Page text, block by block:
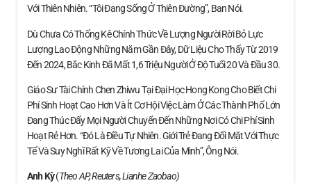
Với Thiên Nhiên. “Tôi Đang Sống Ở Thiên Đường”, Ban Nói.
Dù Chưa Có Thống Kê Chính Thức Về Lượng Người Rời Bỏ Lực
Lượng Lao Động Những Năm Gần Đây, Dữ Liệu Cho Thấy Từ 2019
Đến 2024, Bắc Kinh Đã Mất 1,6 Triệu Người Ở Độ Tuổi 20 Và Đầu 30.
Giáo Sư Tài Chính Chen Zhiwu Tại Đại Học Hong Kong Cho Biết Chi
Phí Sinh Hoạt Cao Hơn Và Ít Cơ Hội Việc Làm Ở Các Thành Phố Lớn
Đang Thúc Đẩy Mọi Người Chuyển Đến Những Nơi Có Chi Phí Sinh
Hoạt Rẻ Hơn. “Đó Là Điều Tự Nhiên. Giới Trẻ Đang Đối Mặt Với Thực
Tế Và Suy Nghĩ Rất Kỹ Về Tương Lai Của Mình”, Ông Nói.
Anh Kỳ(Theo AP, Reuters, Lianhe Zaobao)